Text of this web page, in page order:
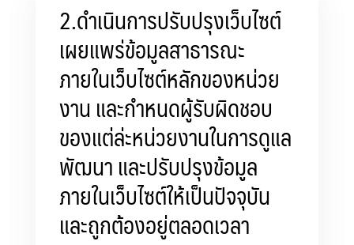
2.ดำเนินการปรับปรุงเว็บไซต์
เผยแพร่ข้อมูลสาธารณะ
ภายในเว็บไซต์หลักของหน่วย
งาน และกำหนดผู้รับผิดชอบ
ของแต่ล่ะหน่วยงานในการดูแล
พัฒนา และปรับปรุงข้อมูล
ภายในเว็บไซต์ให้เป็นปัจจุบัน
และถูกต้องอยู่ตลอดเวลา